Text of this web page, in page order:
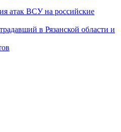
атак ВСУ на российские
в Рязанской области и